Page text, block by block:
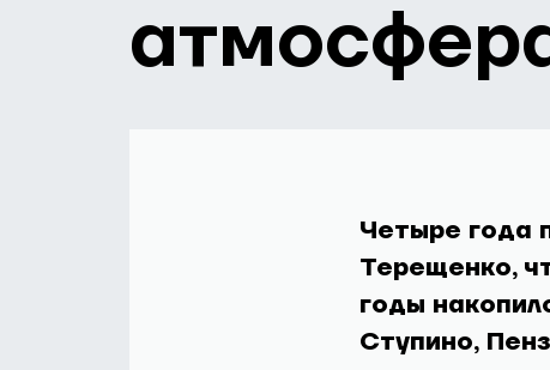
Четыре года
Терещенко,
годы
Ступино,